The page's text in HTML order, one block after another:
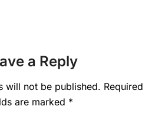
a Reply
will not be published. Required
are marked *